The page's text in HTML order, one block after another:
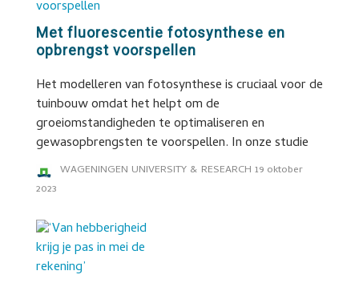
Met fluorescentie fotosynthese en
opbrengst voorspellen
Het modelleren van fotosynthese is cruciaal voor de
tuinbouw omdat het helpt om de
groeiomstandigheden te optimaliseren en
gewasopbrengsten te voorspellen. In onze studie
WAGENINGEN UNIVERSITY & RESEARCH 19 oktober
2023